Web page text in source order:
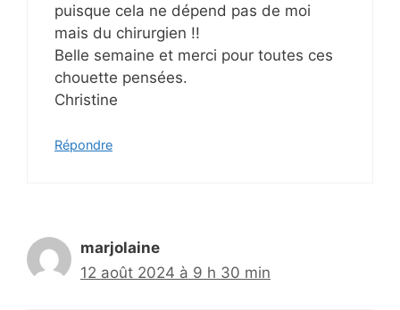
puisque cela ne dépend pas de moi
mais du chirurgien !!
Belle semaine et merci pour toutes ces
chouette pensées.
Christine
Répondre
marjolaine
12 août 2024 à 9 h 30 min